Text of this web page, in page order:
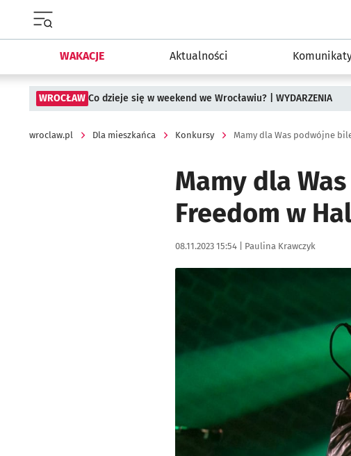
WAKACJE Aktualności
WROCŁAW Co dzieje się w weekend we Wrocławiu? | WYDARZENIA
wroclaw.pl Dla mieszkańca Konkursy
Mamy dla
Freedom w
Data publikacji:
08.11.2023 15:54 | Autor:
Paulina Krawczyk